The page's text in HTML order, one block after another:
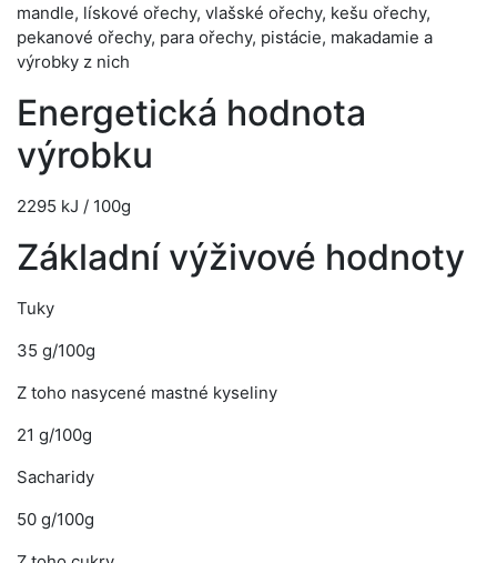
mandle, lískové ořechy, vlašské ořechy, kešu ořechy,
pekanové ořechy, para ořechy, pistácie, makadamie a
výrobky z nich
Energetická hodnota
výrobku
2295 kJ / 100g
Základní výživové hodnoty
Tuky
35 g/100g
Z toho nasycené mastné kyseliny
21 g/100g
Sacharidy
50 g/100g